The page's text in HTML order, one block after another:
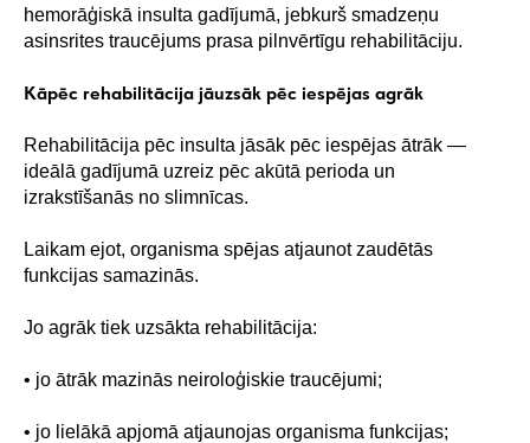
hemorāģiskā insulta gadījumā, jebkurš smadzeņu
asinsrites traucējums prasa pilnvērtīgu rehabilitāciju.
Kāpēc rehabilitācija jāuzsāk pēc iespējas agrāk
Rehabilitācija pēc insulta jāsāk pēc iespējas ātrāk —
ideālā gadījumā uzreiz pēc akūtā perioda un
izrakstīšanās no slimnīcas.
Laikam ejot, organisma spējas atjaunot zaudētās
funkcijas samazinās.
Jo agrāk tiek uzsākta rehabilitācija:
• jo ātrāk mazinās neiroloģiskie traucējumi;
• jo lielākā apjomā atjaunojas organisma funkcijas;